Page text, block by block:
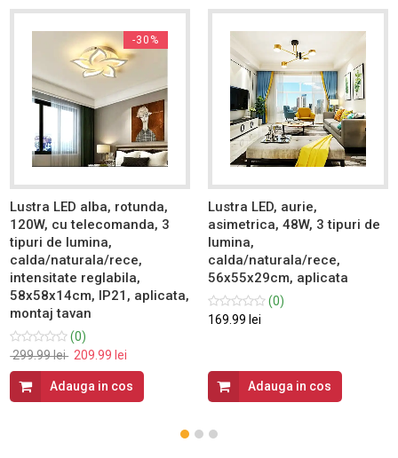
-30%
Lustra LED alba, rotunda,
120W, cu telecomanda, 3
tipuri de lumina,
calda/naturala/rece,
intensitate reglabila,
58x58x14cm, IP21, aplicata,
montaj tavan
(0)
299.99 lei 209.99 lei
Adauga in cos
Lustra LED, aurie,
asimetrica, 48W, 3 tipuri de
lumina,
calda/naturala/rece,
56x55x29cm, aplicata
(0)
169.99 lei
Adauga in cos